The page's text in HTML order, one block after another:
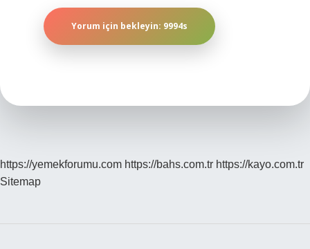
https://yemekforumu.com https://bahs.com.tr https://kayo.com.tr
Sitemap